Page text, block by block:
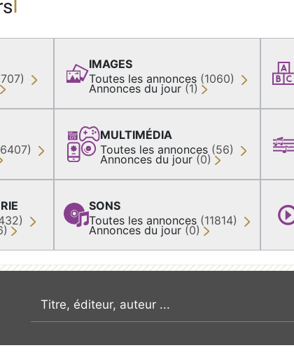
IMAGES
Toutes les annonces (1060)
Annonces du jour (1)
MULTIMÉDIA
Toutes les annonces (56)
Annonces du jour (0)
SONS
Toutes les annonces (11814)
Annonces du jour (0)
recherche par mot clé